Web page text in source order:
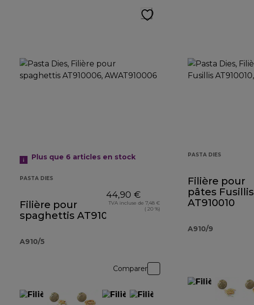
Plus que 6 articles en stock
PASTA DIES
Filière pour
spaghettis AT910006
A910/5
44,90 €
TVA incluse de 7,48 €
( 20 %)
Comparer
PASTA DIES
Filière pour
pâtes Fusillis
AT910010
A910/9